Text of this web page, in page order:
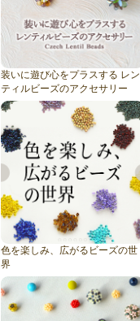
装いに遊び心をプラスする レン
ティルビーズのアクセサリー
色を楽しみ、広がるビーズの世
界